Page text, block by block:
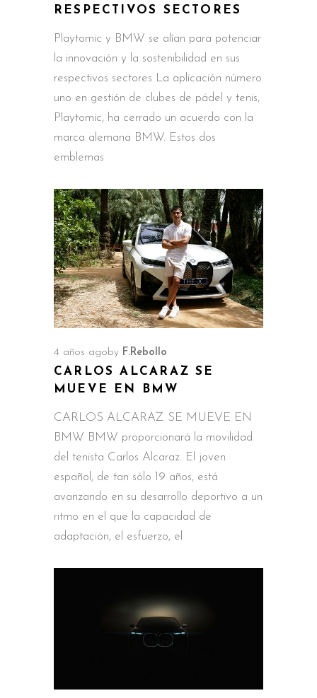
RESPECTIVOS SECTORES
Playtomic y BMW se alían para potenciar
la innovación y la sostenibilidad en sus
respectivos sectores La aplicación número
uno en gestión de clubes de pádel y tenis,
Playtomic, ha cerrado un acuerdo con la
marca alemana BMW. Estos dos
emblemas
4 años agoby F.Rebollo
CARLOS ALCARAZ SE
MUEVE EN BMW
CARLOS ALCARAZ SE MUEVE EN
BMW BMW proporcionará la movilidad
del tenista Carlos Alcaraz. El joven
español, de tan sólo 19 años, está
avanzando en su desarrollo deportivo a un
ritmo en el que la capacidad de
adaptación, el esfuerzo, el